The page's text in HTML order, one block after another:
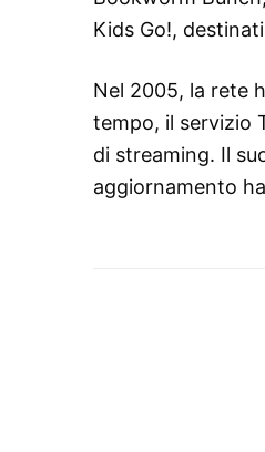
Kids Go!,
Nel 2005, la rete
tempo, il servizio
di streaming. Il
aggiornamento